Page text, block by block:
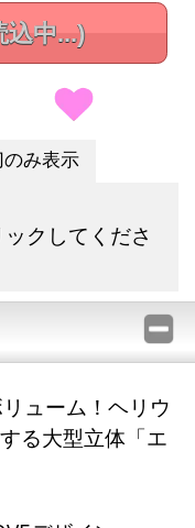
込中...)
み表示
クしてくださ
ューム！ヘリウ
る大型立体「エ